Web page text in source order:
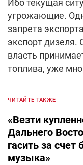
Ибо текущая
угрожающие.
запрета
экспорт дизеля.
власть
топлива, уже
ЧИТАЙТЕ ТАКЖЕ
«Везти
Дальнего
гасить за
музыка»